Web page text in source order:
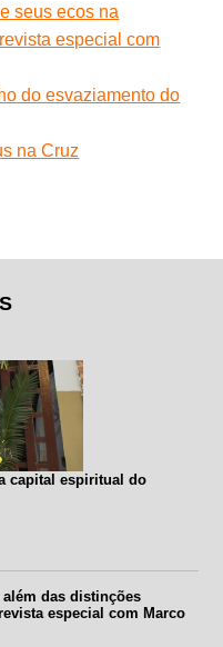
seus ecos na
especial com
do esvaziamento do
na Cruz
capital espiritual do
das distinções
especial com Marco